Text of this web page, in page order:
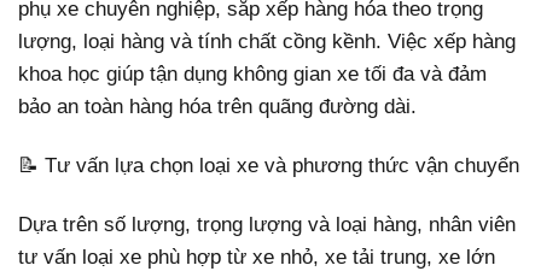
phụ xe chuyên nghiệp, sắp xếp hàng hóa theo trọng
lượng, loại hàng và tính chất cồng kềnh. Việc xếp hàng
khoa học giúp tận dụng không gian xe tối đa và đảm
bảo an toàn hàng hóa trên quãng đường dài.
📝 Tư vấn lựa chọn loại xe và phương thức vận chuyển
Dựa trên số lượng, trọng lượng và loại hàng, nhân viên
tư vấn loại xe phù hợp từ xe nhỏ, xe tải trung, xe lớn